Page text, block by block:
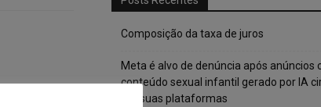
Composição da taxa de juros
Meta é alvo de denúncia após anúncios
conteúdo sexual infantil gerado por IA
em suas plataformas